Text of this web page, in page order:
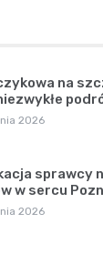
na
2026
sprawcy
w sercu
2026